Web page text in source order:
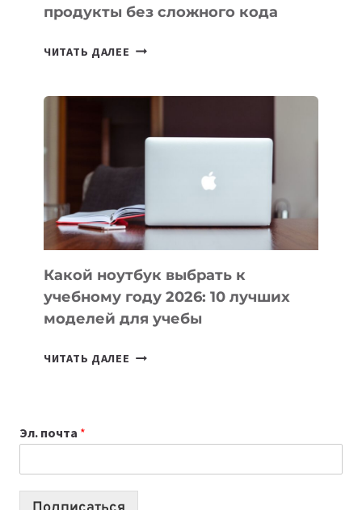
продукты без сложного кода
ЧИТАТЬ ДАЛЕЕ 7
ПОМОГАЮТ
СОЗДАВАТЬ
БЕЗ
СЛОЖНОГО
КОДА
Какой ноутбук выбрать к
учебному году 2026: 10 лучших
моделей для учебы
ЧИТАТЬ ДАЛЕЕ КАКОЙ
2026:
10
Эл. почта *